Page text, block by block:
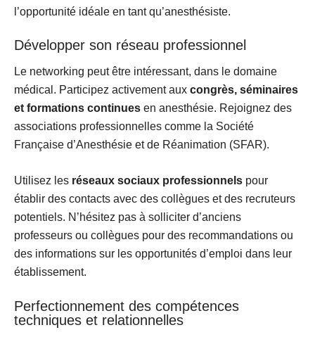
l’opportunité idéale en tant qu’anesthésiste.
Développer son réseau professionnel
Le networking peut être intéressant, dans le domaine
médical. Participez activement aux congrès, séminaires
et formations continues en anesthésie. Rejoignez des
associations professionnelles comme la Société
Française d’Anesthésie et de Réanimation (SFAR).
Utilisez les réseaux sociaux professionnels pour
établir des contacts avec des collègues et des recruteurs
potentiels. N’hésitez pas à solliciter d’anciens
professeurs ou collègues pour des recommandations ou
des informations sur les opportunités d’emploi dans leur
établissement.
Perfectionnement des compétences
techniques et relationnelles